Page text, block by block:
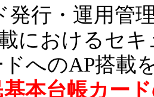
発行・運用管
におけるセ
へのAP搭載
本台帳カー